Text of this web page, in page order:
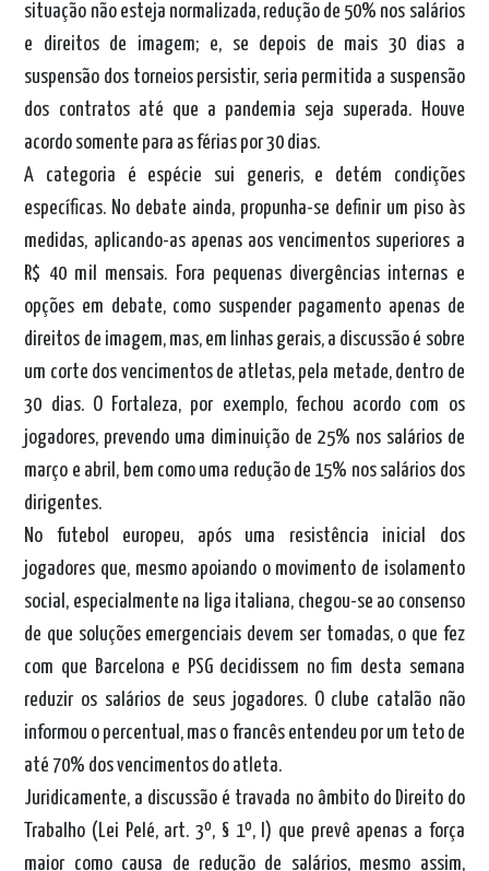
situação não esteja normalizada, redução de 50% nos salários
e direitos de imagem; e, se depois de mais 30 dias a
suspensão dos torneios persistir, seria permitida a suspensão
dos contratos até que a pandemia seja superada. Houve
acordo somente para as férias por 30 dias.
A categoria é espécie sui generis, e detém condições
específicas. No debate ainda, propunha-se definir um piso às
medidas, aplicando-as apenas aos vencimentos superiores a
R$ 40 mil mensais. Fora pequenas divergências internas e
opções em debate, como suspender pagamento apenas de
direitos de imagem, mas, em linhas gerais, a discussão é sobre
um corte dos vencimentos de atletas, pela metade, dentro de
30 dias. O Fortaleza, por exemplo, fechou acordo com os
jogadores, prevendo uma diminuição de 25% nos salários de
março e abril, bem como uma redução de 15% nos salários dos
dirigentes.
No futebol europeu, após uma resistência inicial dos
jogadores que, mesmo apoiando o movimento de isolamento
social, especialmente na liga italiana, chegou-se ao consenso
de que soluções emergenciais devem ser tomadas, o que fez
com que Barcelona e PSG decidissem no fim desta semana
reduzir os salários de seus jogadores. O clube catalão não
informou o percentual, mas o francês entendeu por um teto de
até 70% dos vencimentos do atleta.
Juridicamente, a discussão é travada no âmbito do Direito do
Trabalho (Lei Pelé, art. 3º, § 1º, I) que prevê apenas a força
maior como causa de redução de salários, mesmo assim,